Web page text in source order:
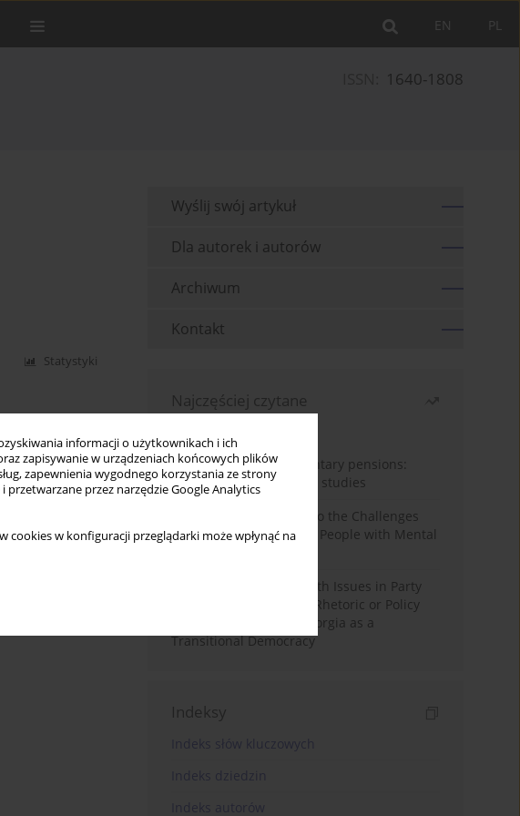
informacji o użytkownikach i ich
zapisywanie w urządzeniach końcowych plików
zapewnienia wygodnego korzystania ze strony
przetwarzane przez narzędzie Google Analytics
cookies w konfiguracji przeglądarki może wpłynąć na
PL
EN
1640-1808
Statystyki
Wyślij swój artykuł
Dla autorek i autorów
Archiwum
Kontakt
Najczęściej czytane
Auto-enrolment in voluntary pensions:
Comparative OECD case studies
Bibliometric Insights into the Challenges
and Needs of Homeless People with Mental
The Politicisation of Youth Issues in Party
Programmes: Symbolic Rhetoric or Policy
Priority? The Case of Georgia as a
Transitional Democracy
Indeksy
Indeks słów kluczowych
Indeks dziedzin
Indeks autorów